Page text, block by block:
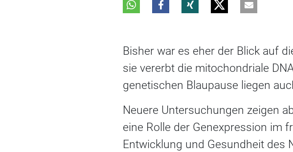
Bisher war es eher der Blick auf
sie vererbt die mitochondriale
genetischen Blaupause liegen
Neuere Untersuchungen zeigen
eine Rolle der Genexpression im
Entwicklung und Gesundheit des